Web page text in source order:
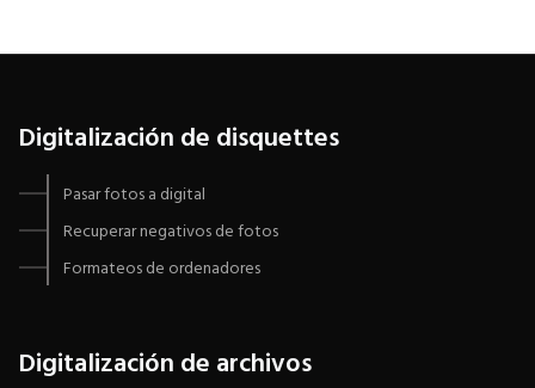
Digitalización de disquettes
Pasar fotos a digital
Recuperar negativos de fotos
Formateos de ordenadores
Digitalización de archivos